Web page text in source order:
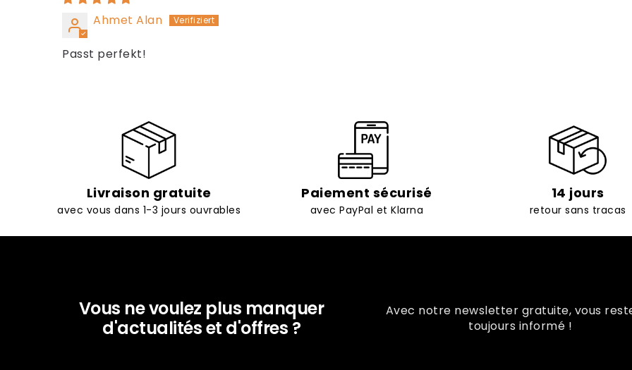
Ahmet Alan
Passt perfekt!
Livraison gratuite
avec vous dans 1-3 jours ouvrables
Paiement sécurisé
avec PayPal et Klarna
14 jours
retour sans tracas
Vous ne voulez plus manquer
d'actualités et d'offres ?
Avec notre newsletter gratuite, vous
toujours informé !